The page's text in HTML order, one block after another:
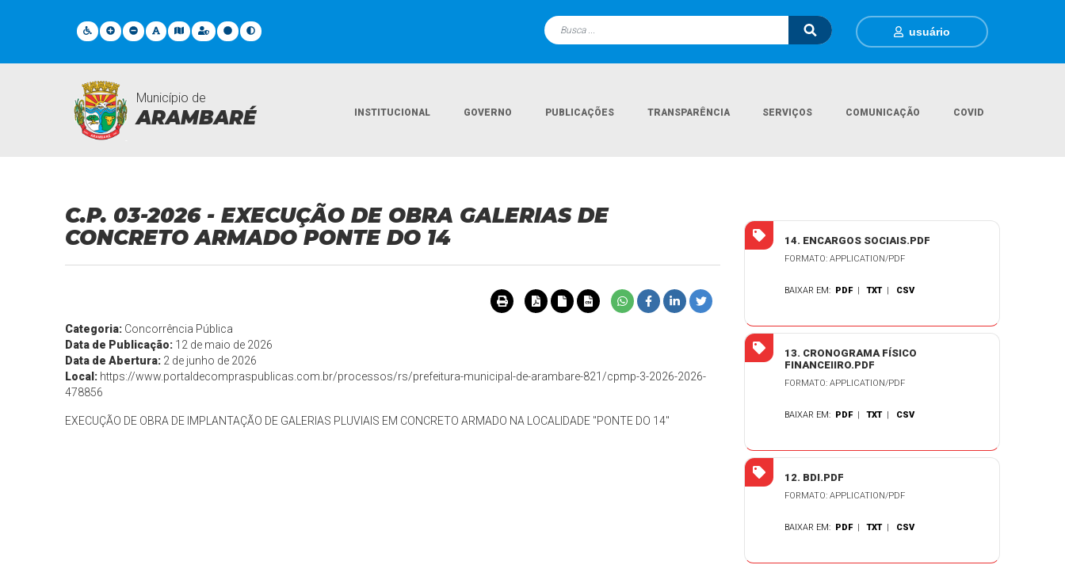
usuário
Município de
ARAMBARÉ INSTITUCIONAL GOVERNO PUBLICAÇÕES TRANSPARÊNCIA SERVIÇOS COMUNICAÇÃO COVID
Licitações
C.P. 03-2026 - EXECUÇÃO DE OBRA GALERIAS DE
CONCRETO ARMADO PONTE DO 14
Categoria: Concorrência Pública
Data de Publicação: 12 de maio de 2026
Data de Abertura: 2 de junho de 2026
Local: https://www.portaldecompraspublicas.com.br/processos/rs/prefeitura-municipal-de-arambare-821/cpmp-3-2026-2026-
478856
EXECUÇÃO DE OBRA DE IMPLANTAÇÃO DE GALERIAS PLUVIAIS EM CONCRETO ARMADO NA LOCALIDADE "PONTE DO 14"
14. ENCARGOS SOCIAIS.PDF
FORMATO: APPLICATION/PDF
BAIXAR EM: PDF |TXT | CSV
13. CRONOGRAMA FÍSICO
FINANCEIIRO.PDF
FORMATO: APPLICATION/PDF
BAIXAR EM: PDF |TXT | CSV
12. BDI.PDF
FORMATO: APPLICATION/PDF
BAIXAR EM: PDF |TXT | CSV